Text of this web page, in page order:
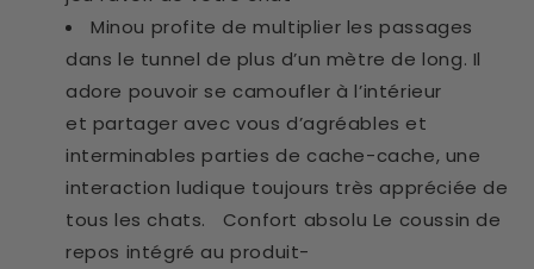
Minou profite de multiplier les passages
dans le tunnel de plus d’un mètre de long. Il
adore pouvoir se camoufler à l’intérieur
et partager avec vous d’agréables et
interminables parties de cache-cache, une
interaction ludique toujours très appréciée de
tous les chats. Confort absolu Le coussin de
repos intégré au produit-